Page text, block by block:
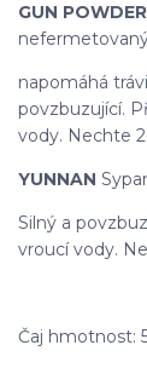
GUN POWDER
napomáhá
povzbuzující.
vody. Nechte
YUNNAN
Silný a
vroucí vody.
Čaj hmotnost: